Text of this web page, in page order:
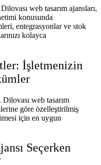
web tasarım ajansları,
konusunda
entegrasyonlar ve stok
kolayca
İşletmenizin
web tasarım
göre özelleştirilmiş
için en uygun
Seçerken